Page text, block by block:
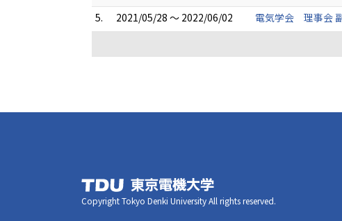
5.
2021/05/28 ～ 2022/06/02
電気学会 理事会
Copyright Tokyo Denki University All rights reserved.